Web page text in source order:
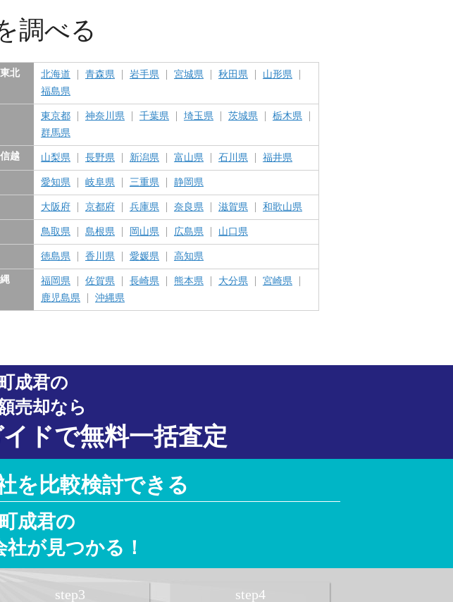
調べる
北 北海道 青森県 岩手県 宮城県 秋田県
山形県
福島県
東京都 神奈川県 千葉県 埼玉県 茨城県
栃木県
群馬県
越 山梨県 長野県 新潟県 富山県 石川県 福井県
愛知県 岐阜県 三重県 静岡県
大阪府 京都府 兵庫県 奈良県 滋賀県 和歌山県
鳥取県 島根県 岡山県 広島県 山口県
徳島県 香川県 愛媛県 高知県
福岡県 佐賀県 長崎県 熊本県 大分県
宮崎県
鹿児島県
沖縄県
成君の
売却なら
ドで無料一括査定
を比較検討できる
成君の
が見つかる！
step3 step4